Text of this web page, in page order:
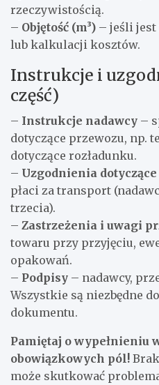
rzeczywistością.
– Objętość (m³) – jeśli
lub kalkulacji kosztów.
Instrukcje i
część)
– Instrukcje nadawcy –
dotyczące przewozu, np.
dotyczące rozładunku.
– Uzgodnienia
płaci za transport
trzecia).
– Zastrzeżenia i uwagi
towaru przy przyjęciu,
opakowań.
– Podpisy – nadawcy,
Wszystkie są niezbędne
dokumentu.
Pamiętaj o wypełnieniu
obowiązkowych pól!
może skutkować